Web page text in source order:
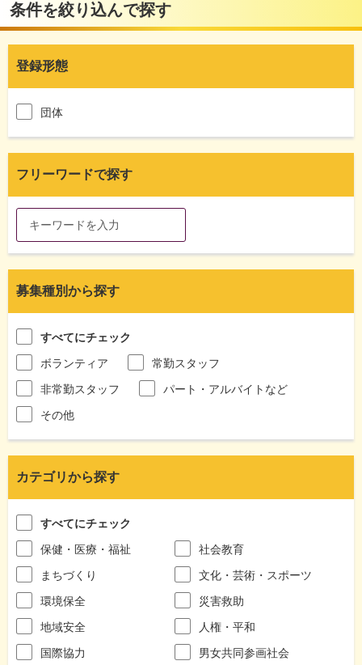
条件を絞り込んで探す
登録形態
団体
フリーワードで探す
募集種別から探す
すべてにチェック
ボランティア
常勤スタッフ
非常勤スタッフ
パート・アルバイトなど
その他
カテゴリから探す
すべてにチェック
保健・医療・福祉
社会教育
まちづくり
文化・芸術・スポーツ
環境保全
災害救助
地域安全
人権・平和
国際協力
男女共同参画社会